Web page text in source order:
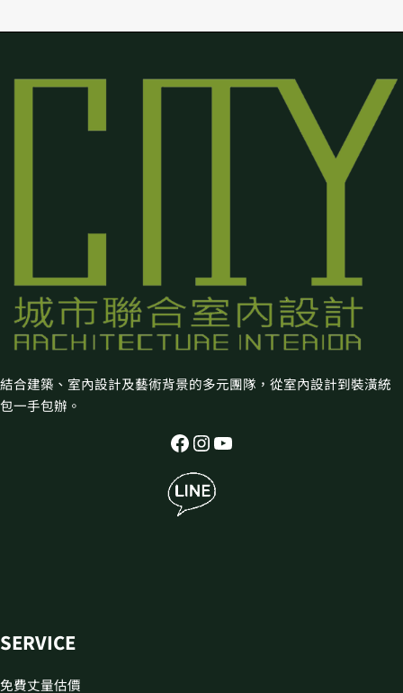
結合建築、室內設計及藝術背景的多元團隊，從室內設計到裝潢統
包一手包辦。
SERVICE
免費丈量估價